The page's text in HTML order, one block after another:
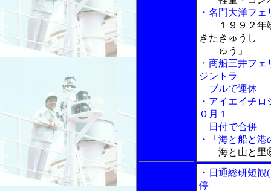
・名門大洋フ
１９９２
きたきゅうし
ゅう」
・商船三井フ
ジントラ
ブルで運休
・アイエイチ
０月１
日付で合併
・「海と船と
海と山と
・日通総研短
停